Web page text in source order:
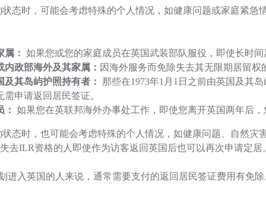
态时，可能会考虑特殊的个人情况，如健康问题或家庭紧急
： 如果您或您的家庭成员在英国武装部队服役，即使长时
政部海外及其家属： 因海外服务而免除失去其无限期居留权
及其岛屿护照持有者：
那些在1973年1月1日之前由英国及其
申请返回居民签证。
如果您在英联邦海外办事处工作，即使您离开英国两年后
态时，也可能会考虑特殊的个人情况，如健康问题、自然灾
去ILR资格的人即使作为访客返回英国后也可以再次申请定居
进入英国的人来说，通常需要支付的返回居民签证费用有免除